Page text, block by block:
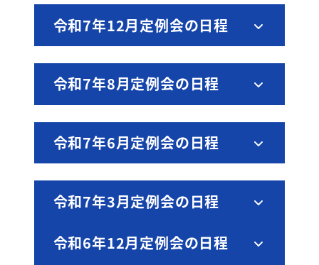
令和7年12月定例会の日程
令和7年8月定例会の日程
令和7年6月定例会の日程
令和7年3月定例会の日程
令和6年12月定例会の日程